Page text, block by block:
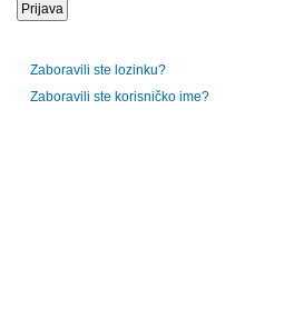
Zaboravili ste lozinku?
Zaboravili ste korisničko ime?